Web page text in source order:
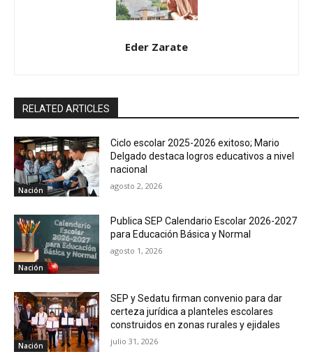
Eder Zarate
RELATED ARTICLES
Nación
Ciclo escolar 2025-2026 exitoso; Mario
Delgado destaca logros educativos a nivel
nacional
agosto 2, 2026
Nación
Publica SEP Calendario Escolar 2026-2027
para Educación Básica y Normal
agosto 1, 2026
Nación
SEP y Sedatu firman convenio para dar
certeza jurídica a planteles escolares
construidos en zonas rurales y ejidales
julio 31, 2026